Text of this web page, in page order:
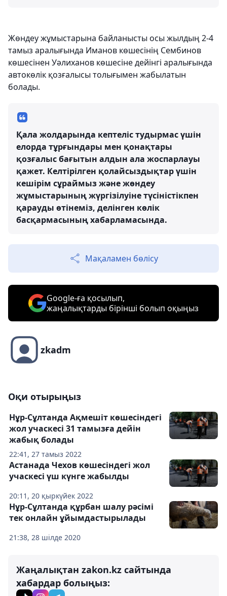
Жөндеу жұмыстарына байланысты осы жылдың 2-4
тамыз аралығында Иманов көшесінің Сембинов
көшесінен Уәлиханов көшесіне дейінгі аралығында
автокөлік қозғалысы толығымен жабылатын
болады.
Қала жолдарында кептеліс тудырмас үшін
елорда тұрғындары мен қонақтары
қозғалыс бағытын алдын ала жоспарлауы
қажет. Келтірілген қолайсыздықтар үшін
кешірім сұраймыз және жөндеу
жұмыстарының жүргізілуіне түсіністікпен
қарауды өтінеміз, делінген көлік
басқармасының хабарламасында.
Мақаламен бөлісу
Google-ға қосылып,
жаңалықтарды бірінші болып оқыңыз
zkadm
Оқи отырыңыз
22:41, 27 тамыз 2022
Нұр-Сұлтанда Ақмешіт көшесіндегі
жол учаскесі 31 тамызға дейін
жабық болады
20:11, 20 қыркүйек 2022
Астанада Чехов көшесіндегі жол
учаскесі үш күнге жабылды
21:38, 28 шілде 2020
Нұр-Сұлтанда құрбан шалу рәсімі
тек онлайн ұйымдастырылады
Жаңалықтан zakon.kz сайтында
хабардар болыңыз: